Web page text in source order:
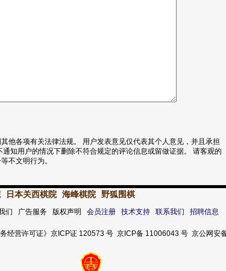
他各项有关法律法规。 用户发表意见仅代表其个人意见，并且承担
知用户的情况下删除不符合规定的评论信息或留做证据。 请客观的
不文明行为。
日本关西棋院 海峰棋院 野狐围棋
们 广告服务 版权声明 会员注册 技术支持 联系我们 招聘信息
务经营许可证》京ICP证 120573 号 京ICP备 11006043 号 京公网安